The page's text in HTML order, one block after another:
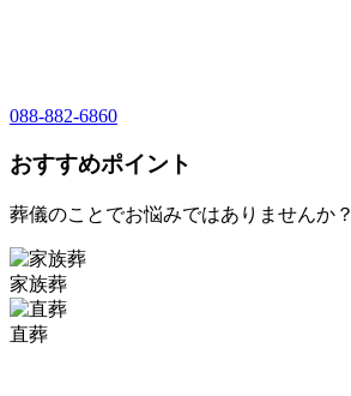
088-882-6860
おすすめポイント
葬儀のことでお悩みではありませんか？
家族葬
直葬